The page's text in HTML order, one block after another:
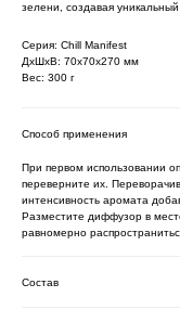
зелени, создавая
Серия: Chill Manifest
ДxШxВ: 70x70x270 мм
Вес: 300 г
Способ применения
При первом использовании
переверните их.
интенсивность аромата
Разместите диффузор в
равномерно
Состав